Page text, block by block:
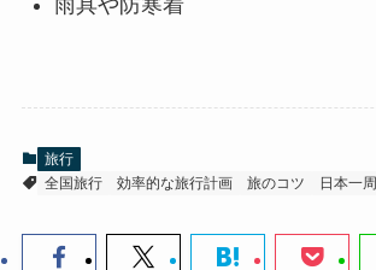
雨具や防寒着
旅行
全国旅行
効率的な旅行計画 旅のコツ 日本一周